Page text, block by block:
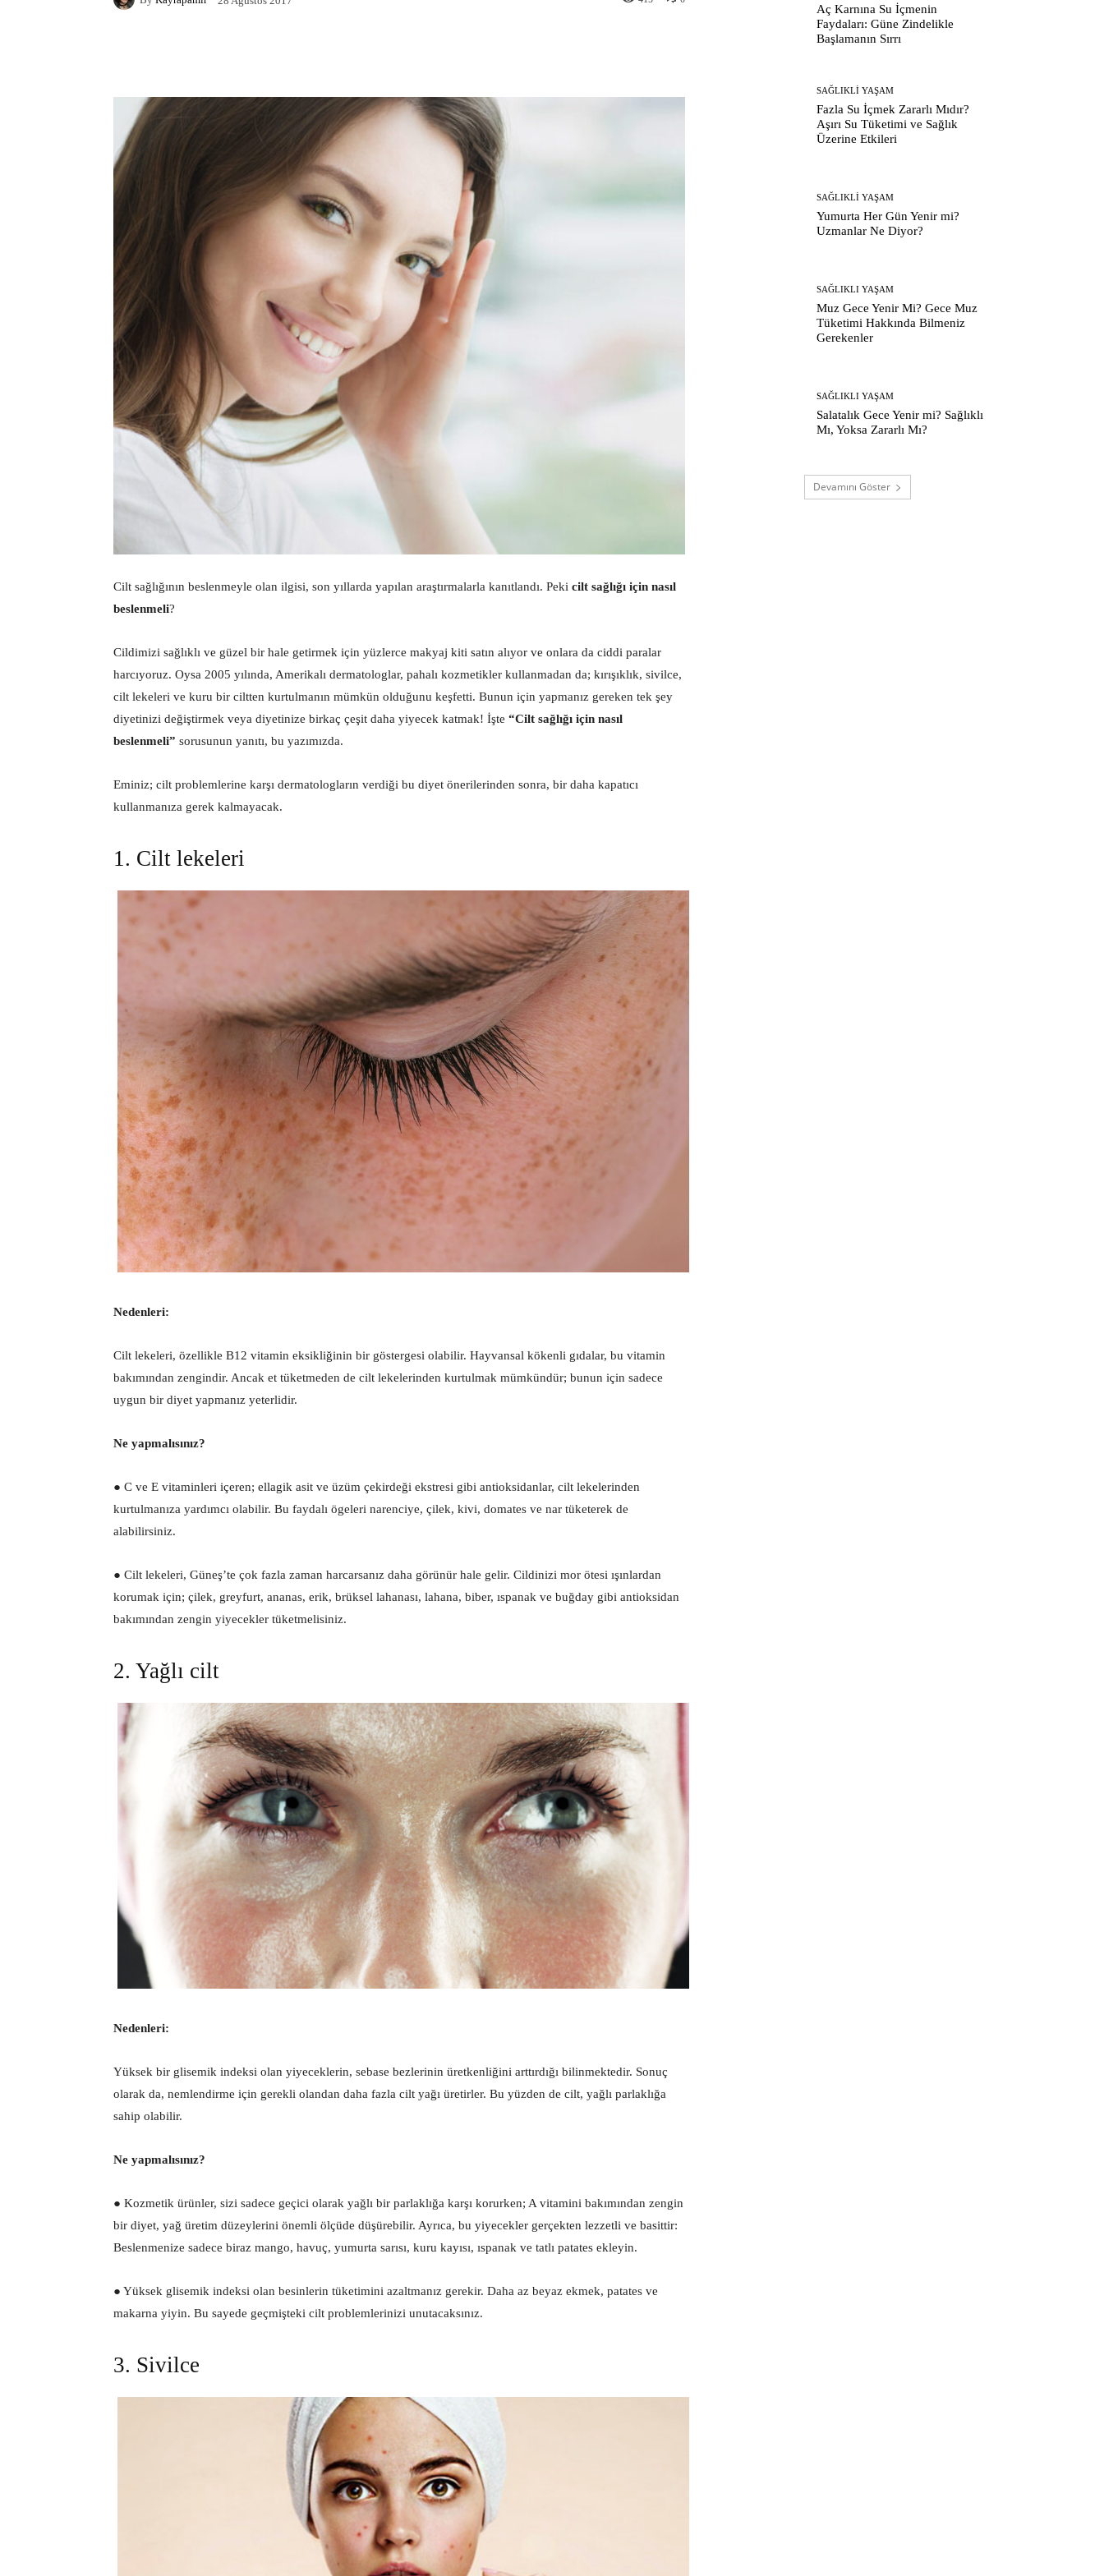
Cilt sağlığının beslenmeyle olan ilgisi, son yıllarda yapılan araştırmalarla kanıtlandı. Peki cilt sağlığı için nasıl
beslenmeli?
Cildimizi sağlıklı ve güzel bir hale getirmek için yüzlerce makyaj kiti satın alıyor ve onlara da ciddi paralar
harcıyoruz. Oysa 2005 yılında, Amerikalı dermatologlar, pahalı kozmetikler kullanmadan da; kırışıklık, sivilce,
cilt lekeleri ve kuru bir ciltten kurtulmanın mümkün olduğunu keşfetti. Bunun için yapmanız gereken tek şey
diyetinizi değiştirmek veya diyetinize birkaç çeşit daha yiyecek katmak! İşte “Cilt sağlığı için nasıl
beslenmeli” sorusunun yanıtı, bu yazımızda.
Eminiz; cilt problemlerine karşı dermatologların verdiği bu diyet önerilerinden sonra, bir daha kapatıcı
kullanmanıza gerek kalmayacak.
1. Cilt lekeleri
Nedenleri:
Cilt lekeleri, özellikle B12 vitamin eksikliğinin bir göstergesi olabilir. Hayvansal kökenli gıdalar, bu vitamin
bakımından zengindir. Ancak et tüketmeden de cilt lekelerinden kurtulmak mümkündür; bunun için sadece
uygun bir diyet yapmanız yeterlidir.
Ne yapmalısınız?
● C ve E vitaminleri içeren; ellagik asit ve üzüm çekirdeği ekstresi gibi antioksidanlar, cilt lekelerinden
kurtulmanıza yardımcı olabilir. Bu faydalı ögeleri narenciye, çilek, kivi, domates ve nar tüketerek de
alabilirsiniz.
● Cilt lekeleri, Güneş’te çok fazla zaman harcarsanız daha görünür hale gelir. Cildinizi mor ötesi ışınlardan
korumak için; çilek, greyfurt, ananas, erik, brüksel lahanası, lahana, biber, ıspanak ve buğday gibi antioksidan
bakımından zengin yiyecekler tüketmelisiniz.
2. Yağlı cilt
Nedenleri:
Yüksek bir glisemik indeksi olan yiyeceklerin, sebase bezlerinin üretkenliğini arttırdığı bilinmektedir. Sonuç
olarak da, nemlendirme için gerekli olandan daha fazla cilt yağı üretirler. Bu yüzden de cilt, yağlı parlaklığa
sahip olabilir.
Ne yapmalısınız?
● Kozmetik ürünler, sizi sadece geçici olarak yağlı bir parlaklığa karşı korurken; A vitamini bakımından zengin
bir diyet, yağ üretim düzeylerini önemli ölçüde düşürebilir. Ayrıca, bu yiyecekler gerçekten lezzetli ve basittir:
Beslenmenize sadece biraz mango, havuç, yumurta sarısı, kuru kayısı, ıspanak ve tatlı patates ekleyin.
● Yüksek glisemik indeksi olan besinlerin tüketimini azaltmanız gerekir. Daha az beyaz ekmek, patates ve
makarna yiyin. Bu sayede geçmişteki cilt problemlerinizi unutacaksınız.
3. Sivilce
Aç Karnına Su İçmenin
Faydaları: Güne Zindelikle
Başlamanın Sırrı
SAĞLIKLI YAŞAM
Fazla Su İçmek Zararlı Mıdır?
Aşırı Su Tüketimi ve Sağlık
Üzerine Etkileri
SAĞLIKLI YAŞAM
Yumurta Her Gün Yenir mi?
Uzmanlar Ne Diyor?
SAĞLIKLI YAŞAM
Muz Gece Yenir Mi? Gece Muz
Tüketimi Hakkında Bilmeniz
Gerekenler
SAĞLIKLI YAŞAM
Salatalık Gece Yenir mi? Sağlıklı
Mı, Yoksa Zararlı Mı?
Devamını Göster